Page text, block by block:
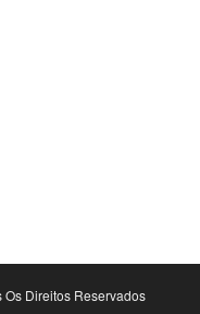
Direitos Reservados